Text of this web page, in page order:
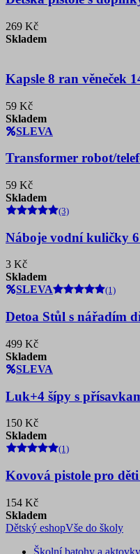
269 Kč
Skladem
Kapsle 8 ran věneček
59 Kč
Skladem
SLEVA
Transformer robot/
59 Kč
Skladem
(3)
Náboje vodní kuličky
3 Kč
Skladem
SLEVA
(1)
Detoa Stůl s nářadím
499 Kč
Skladem
SLEVA
Luk+4 šípy s
150 Kč
Skladem
(1)
Kovová pistole pro
154 Kč
Skladem
Dětský eshopVše do školy
Školní batohy a aktovky